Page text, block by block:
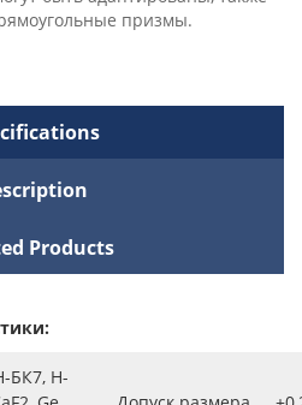
призмы.
Products
БК7, Н-